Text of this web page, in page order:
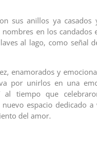
sus anillos ya casados
en los candados
al lago, como señal
enamorados y
por unirlos en una
al tiempo que
espacio dedicado
del amor.